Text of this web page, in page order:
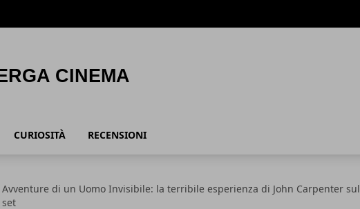
CURIOSITÀ RECENSIONI
Avventure di un Uomo Invisibile: la terribile esperienza di John Carpenter sul
set